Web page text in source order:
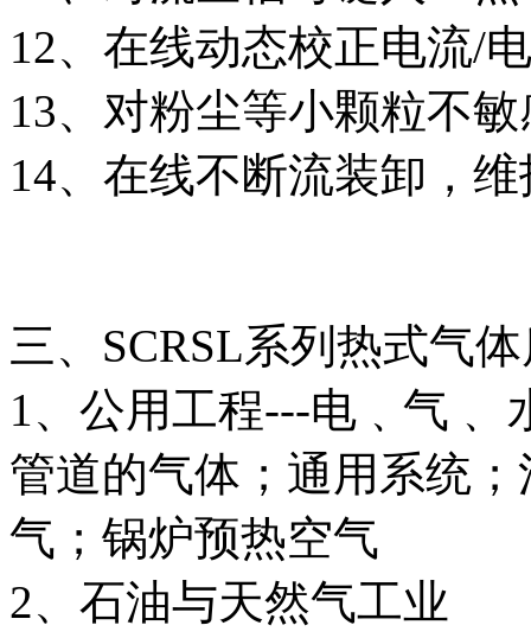
12、在线动态校正电流/
13、对粉尘等小颗粒不敏
14、在线不断流装卸，
三、SCRSL系列热式气
1、公用工程---电﹑气﹑
管道的气体；通用系统
气；锅炉预热空气
2、石油与天然气工业